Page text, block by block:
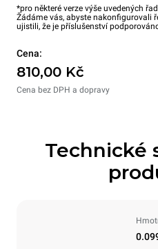
*pro některé verze výše uvedených
Žádáme vás, abyste nakonfigurovali
ujistili, že je příslušenství
Cena:
810,00 Kč
Cena bez DPH a dopravy
Technické